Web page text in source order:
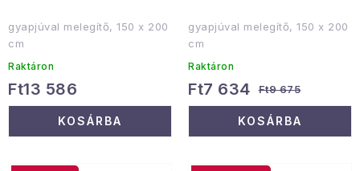
gyapjúval melegítő, 150 x 200
cm
Raktáron
Ft13 586
KOSÁRBA
gyapjúval melegítő, 150 x 200
cm
Raktáron
Ft7 634 Ft9 675
KOSÁRBA